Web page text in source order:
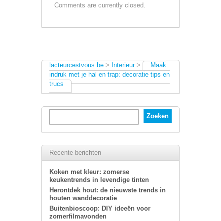
Comments are currently closed.
lacteurcestvous.be > Interieur>
Maak
indruk met je hal en trap: decoratie tips en
trucs
Recente berichten
Koken met kleur: zomerse
keukentrends in levendige tinten
Herontdek hout: de nieuwste trends in
houten wanddecoratie
Buitenbioscoop: DIY ideeën voor
zomerfilmavonden